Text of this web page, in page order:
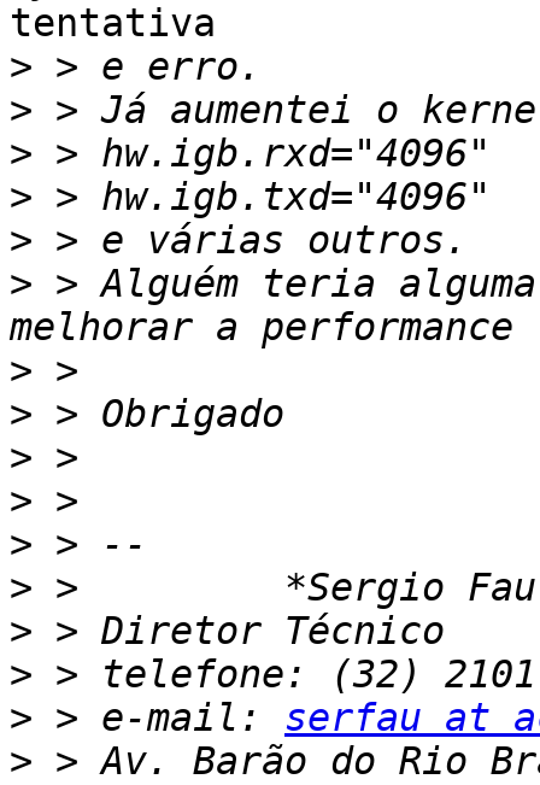
tentativa
>
>
>
>
>
> > Alguém teria
>
>
>
>
>
>
>
>
> > e-mail: serfau at
> > Av. Barão do Rio